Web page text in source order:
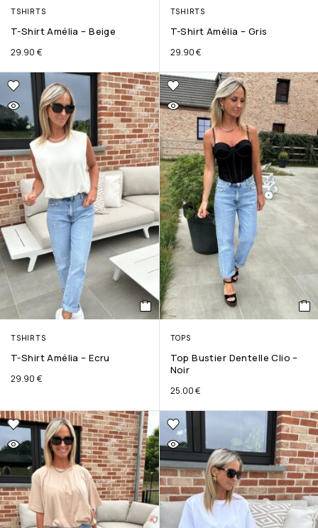
TSHIRTS
T-Shirt Amélia – Beige
29.90 €
TSHIRTS
T-Shirt Amélia – Gris
29.90€
TSHIRTS
T-Shirt Amélia – Ecru
29.90 €
TOPS
Top Bustier Dentelle Clio –
Noir
25.00€